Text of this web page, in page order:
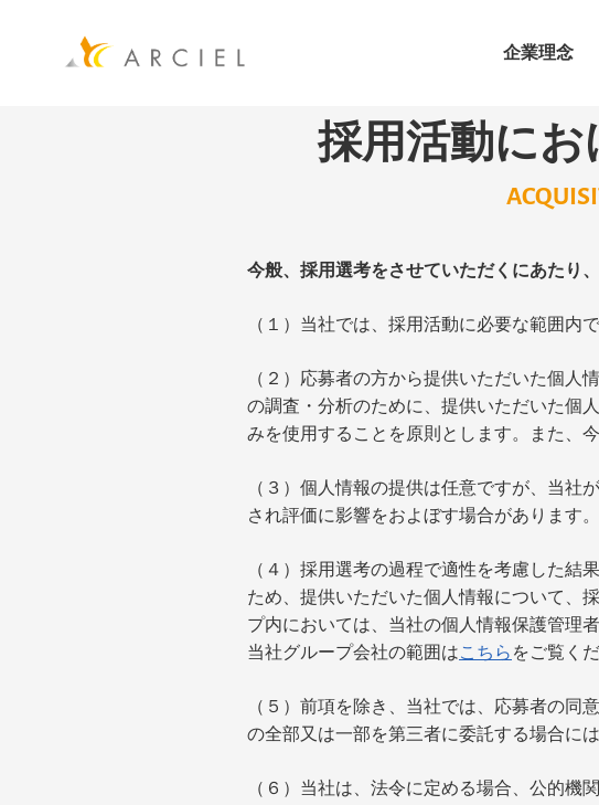
企業理念
採用活動に
今般、採用選考をさせていただくにあたり
（１）当社では、採用活動に必要な範囲内
（２）応募者の方から提供いただいた個
の調査・分析のために、提供いただいた個
みを使用することを原則とします。また、
（３）個人情報の提供は任意ですが、当
され評価に影響をおよぼす場合があります。
（４）採用選考の過程で適性を考慮した
ため、提供いただいた個人情報について、
プ内においては、当社の個人情報保護管理
当社グループ会社の範囲はこちら をご覧くだ
（５）前項を除き、当社では、応募者の
の全部又は一部を第三者に委託する場合に
（６）当社は、法令に定める場合、公的